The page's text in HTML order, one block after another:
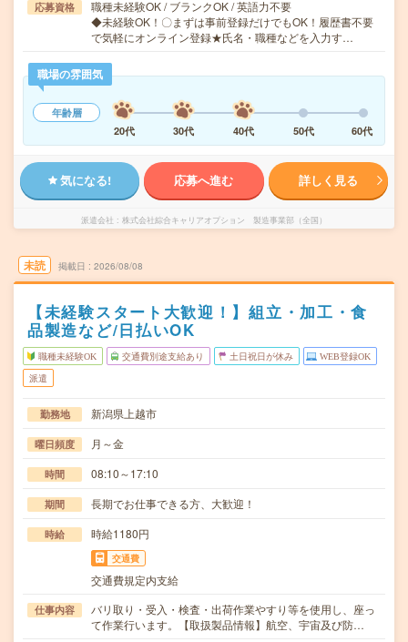
応募資格
職種未経験OK / ブランクOK / 英語力不要
◆未経験OK！〇まずは事前登録だけでもOK！履歴書不要
で気軽にオンライン登録★氏名・職種などを入力す…
職場の雰囲気
年齢層
20代
30代 40代 50代 60代
気になる! 応募へ進む 詳しく見る
派遣会社 株式会社綜合キャリアオプション 製造事業部（全国）
未読 掲載日 2026/08/08
【未経験スタート大歓迎！】組立・加工・食
品製造など/日払いOK
職種未経験OK 交通費別途支給あり 土日祝日が休み WEB登録OK
派遣
勤務地 新潟県上越市
曜日頻度 月～金
時間 08:10～17:10
期間 長期でお仕事できる方、大歓迎！
時給 時給1180円
交通費
交通費規定内支給
仕事内容
バリ取り・受入・検査・出荷作業やすり等を使用し、座っ
て作業行います。【取扱製品情報】航空、宇宙及び防…